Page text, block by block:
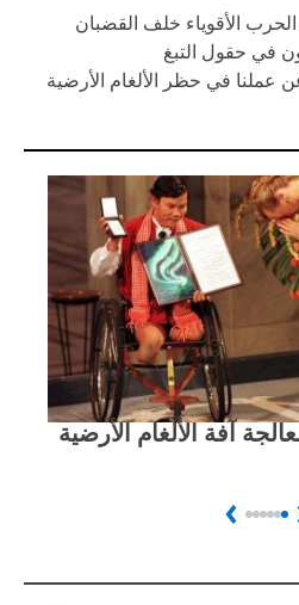
الأقوياء خلف القضبان
في حقول التبغ
عملنا في حظر الألغام الأرضية
آفة الألغام الأرضية
Next